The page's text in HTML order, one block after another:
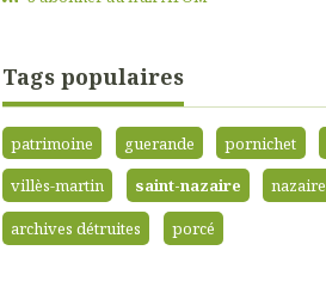
Tags populaires
patrimoine guerande pornichet
villès-martin
saint-nazaire nazaire
archives détruites
porcé